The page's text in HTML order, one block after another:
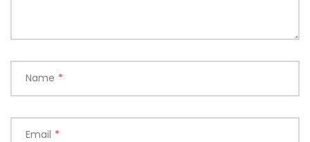
Name *
Email *